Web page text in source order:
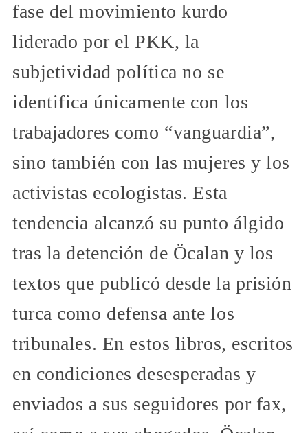
fase del movimiento kurdo
liderado por el PKK, la
subjetividad política no se
identifica únicamente con los
trabajadores como “vanguardia”,
sino también con las mujeres y los
activistas ecologistas. Esta
tendencia alcanzó su punto álgido
tras la detención de Öcalan y los
textos que publicó desde la prisión
turca como defensa ante los
tribunales. En estos libros, escritos
en condiciones desesperadas y
enviados a sus seguidores por fax,